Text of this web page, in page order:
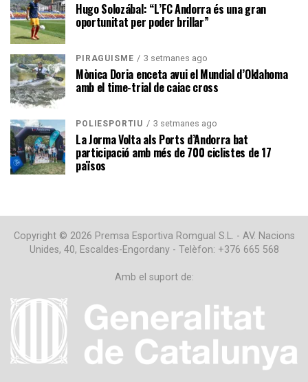
Hugo Solozábal: “L’FC Andorra és una gran
oportunitat per poder brillar”
PIRAGÜISME 3 setmanes ago
Mònica Doria enceta avui el Mundial d’Oklahoma
amb el time-trial de caiac cross
POLIESPORTIU 3 setmanes ago
La Jorma Volta als Ports d’Andorra bat
participació amb més de 700 ciclistes de 17
països
Copyright © 2026 Premsa Esportiva Romgual S.L. - AV. Nacions
Unides, 40, Escaldes-Engordany - Telèfon: +376 665 568
Amb el suport de: